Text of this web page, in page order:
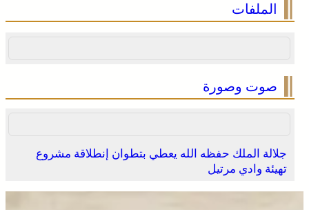
الملفات
صوت وصورة
جلالة الملك حفظه الله يعطي بتطوان إنطلاقة مشروع
تهيئة وادي مرتيل